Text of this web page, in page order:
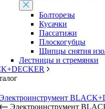
Болторезы
Кусачки
Пассатижи
Плоскогубцы
Щипцы снятия
Лестницы и стремянки
Электроинструмент